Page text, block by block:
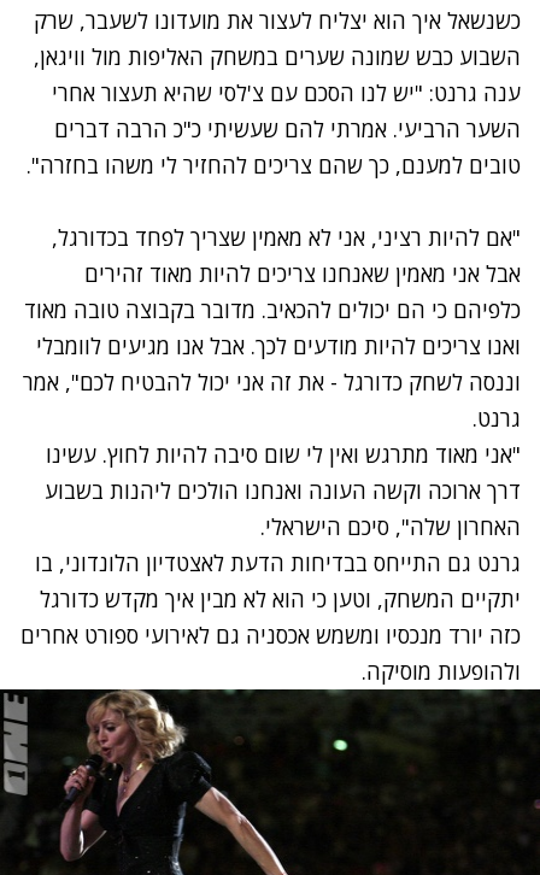
כשנשאל איך הוא יצליח לעצור את מועדונו לשעבר, שרק
השבוע כבש שמונה שערים במשחק האליפות מול וויגאן,
ענה גרנט: "יש לנו הסכם עם צ'לסי שהיא תעצור אחרי
השער הרביעי. אמרתי להם שעשיתי כ"כ הרבה דברים
טובים למענם, כך שהם צריכים להחזיר לי משהו בחזרה".
"אם להיות רציני, אני לא מאמין שצריך לפחד בכדורגל,
אבל אני מאמין שאנחנו צריכים להיות מאוד זהירים
כלפיהם כי הם יכולים להכאיב. מדובר בקבוצה טובה מאוד
ואנו צריכים להיות מודעים לכך. אבל אנו מגיעים לוומבלי
וננסה לשחק כדורגל - את זה אני יכול להבטיח לכם", אמר
גרנט.
"אני מאוד מתרגש ואין לי שום סיבה להיות לחוץ. עשינו
דרך ארוכה וקשה העונה ואנחנו הולכים ליהנות בשבוע
האחרון שלה", סיכם הישראלי.
גרנט גם התייחס בבדיחות הדעת לאצטדיון הלונדוני, בו
יתקיים המשחק, וטען כי הוא לא מבין איך מקדש כדורגל
כזה יורד מנכסיו ומשמש אכסניה גם לאירועי ספורט אחרים
ולהופעות מוסיקה.